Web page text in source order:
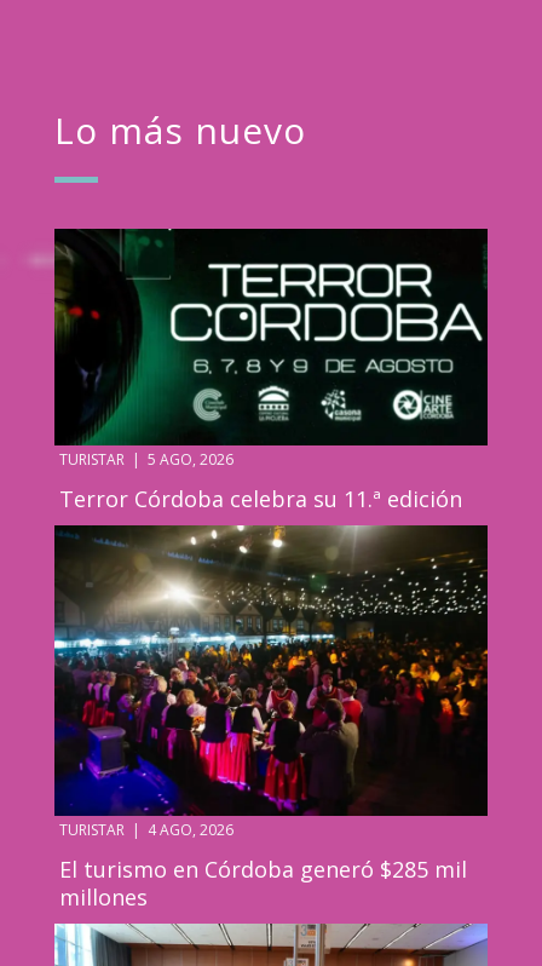
Lo más nuevo
TURISTAR | 5 AGO, 2026
Terror Córdoba celebra su 11.ª edición
TURISTAR | 4 AGO, 2026
El turismo en Córdoba generó $285 mil
millones